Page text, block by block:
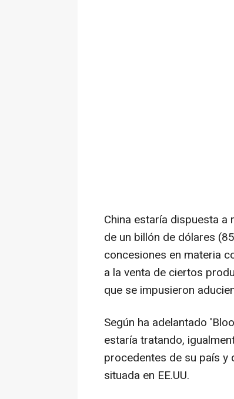
China estaría dispuesta
de un billón de dólares
concesiones en materia
a la venta de ciertos
que se impusieron
Según ha adelantado
estaría tratando,
procedentes de su país y
situada en EE.UU.